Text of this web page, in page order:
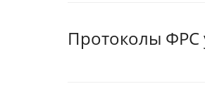
Протоколы ФРС